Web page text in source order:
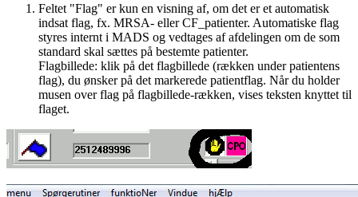
Feltet "Flag" er kun en visning af, om det er et automatisk
indsat flag, fx. MRSA- eller CF_patienter. Automatiske flag
styres internt i MADS og vedtages af afdelingen om de som
standard skal sættes på bestemte patienter.
Flagbillede: klik på det flagbillede (rækken under patientens
flag), du ønsker på det markerede patientflag. Når du holder
musen over flag på flagbillede-rækken, vises teksten knyttet til
flaget.